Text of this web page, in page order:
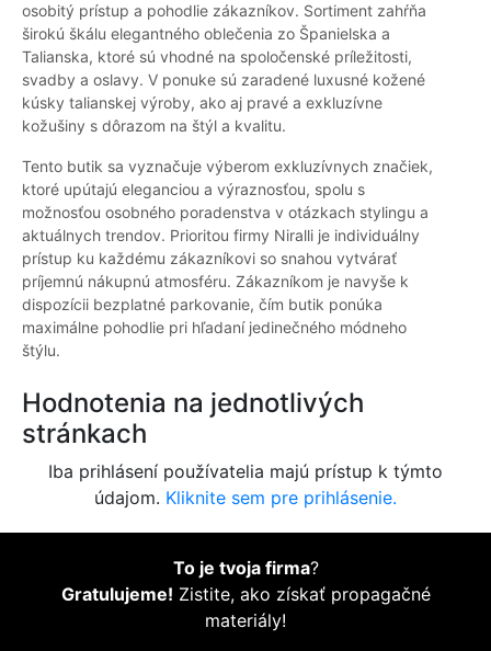
osobitý prístup a pohodlie zákazníkov. Sortiment zahŕňa
širokú škálu elegantného oblečenia zo Španielska a
Talianska, ktoré sú vhodné na spoločenské príležitosti,
svadby a oslavy. V ponuke sú zaradené luxusné kožené
kúsky talianskej výroby, ako aj pravé a exkluzívne
kožušiny s dôrazom na štýl a kvalitu.
Tento butik sa vyznačuje výberom exkluzívnych značiek,
ktoré upútajú eleganciou a výraznosťou, spolu s
možnosťou osobného poradenstva v otázkach stylingu a
aktuálnych trendov. Prioritou firmy Niralli je individuálny
prístup ku každému zákazníkovi so snahou vytvárať
príjemnú nákupnú atmosféru. Zákazníkom je navyše k
dispozícii bezplatné parkovanie, čím butik ponúka
maximálne pohodlie pri hľadaní jedinečného módneho
štýlu.
Hodnotenia na jednotlivých
stránkach
Iba prihlásení používatelia majú prístup k týmto
údajom. Kliknite sem pre prihlásenie.
To je tvoja firma?
Gratulujeme! Zistite, ako získať propagačné
materiály!